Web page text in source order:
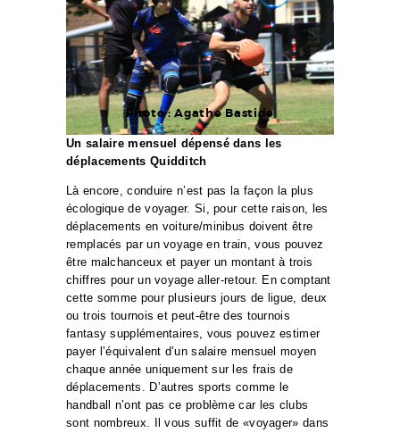
Photo : Agathe Bastide
Un salaire mensuel dépensé dans les
déplacements Quidditch
Là encore, conduire n’est pas la façon la plus
écologique de voyager. Si, pour cette raison, les
déplacements en voiture/minibus doivent être
remplacés par un voyage en train, vous pouvez
être malchanceux et payer un montant à trois
chiffres pour un voyage aller-retour. En comptant
cette somme pour plusieurs jours de ligue, deux
ou trois tournois et peut-être des tournois
fantasy supplémentaires, vous pouvez estimer
payer l’équivalent d’un salaire mensuel moyen
chaque année uniquement sur les frais de
déplacements. D’autres sports comme le
handball n’ont pas ce problème car les clubs
sont nombreux. Il vous suffit de «voyager» dans